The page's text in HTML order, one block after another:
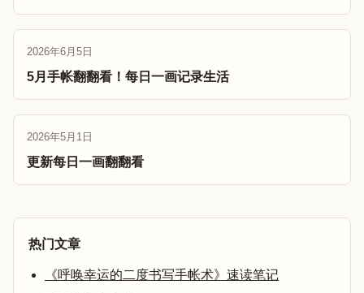
2026年6月5日
5月手帐翻翻看！每日一画记录生活
2026年5月1日
更新每日一画翻翻看
热门文章
《呼唤幸运的二度书写手帐术》速读笔记